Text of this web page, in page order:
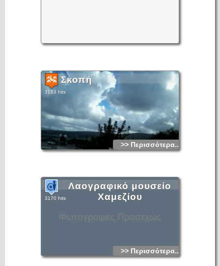
Σκοπή
3183 hits
>> Περισσότερα...
Φωτογραφίες Προσεχώς
Λαογραφικό μουσείο
Χαμεζίου
3170 hits
>> Περισσότερα...